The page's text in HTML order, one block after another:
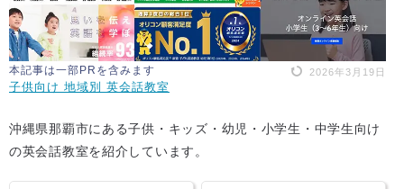
本記事は一部PRを含みます 2026年3月19日
子供向け 地域別 英会話教室
沖縄県那覇市にある子供・キッズ・幼児・小学生・中学生向け
の英会話教室を紹介しています。